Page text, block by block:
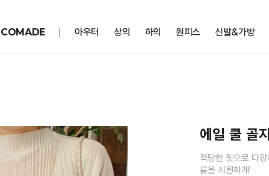
아우터 상의 하의 원피스 신발&가방
에일 쿨 골
적당한 핏으로 다
름을 시원하게!